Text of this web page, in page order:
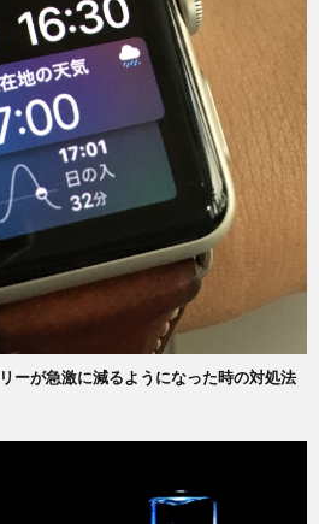
ーが急激に減るようになった時の対処法